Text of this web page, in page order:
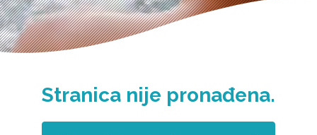
Stranica nije pronađena.